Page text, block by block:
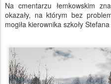
Na cmentarzu łemkowskim
okazały, na którym bez
mogiła kierownika szkoły